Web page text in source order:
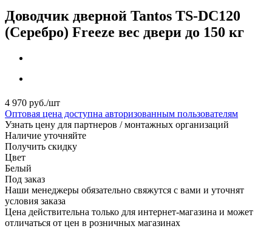
Доводчик дверной Tantos TS-DC120
(Серебро) Freeze вес двери до 150 кг
4 970 руб./шт
Оптовая цена доступна авторизованным пользователям
Узнать цену для партнеров / монтажных организаций
Наличие уточняйте
Получить скидку
Цвет
Белый
Под заказ
Наши менеджеры обязательно свяжутся с вами и уточнят
условия заказа
Цена действительна только для интернет-магазина и может
отличаться от цен в розничных магазинах